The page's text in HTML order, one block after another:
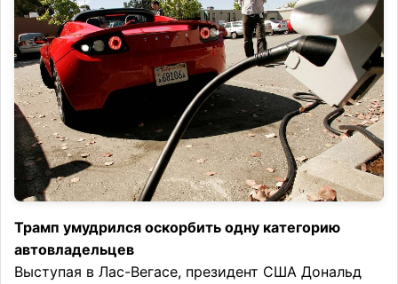
Трамп умудрился оскорбить одну категорию
автовладельцев
Выступая в Лас-Вегасе, президент США Дональд